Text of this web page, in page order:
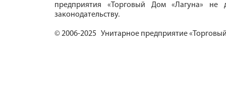
предприятия «Торговый Дом «Лагуна» не
законодательству.
© 2006-2025 Унитарное предприятие